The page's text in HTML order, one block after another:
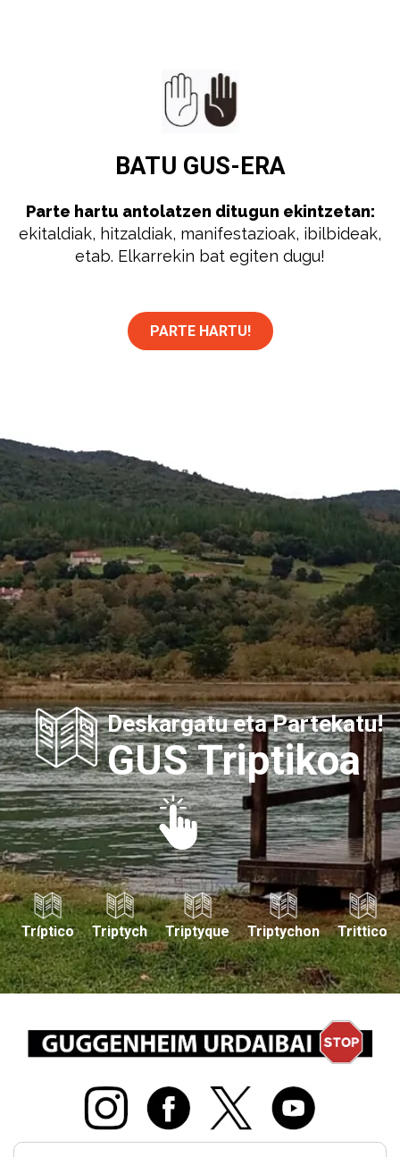
BATU GUS-ERA
Parte hartu antolatzen ditugun ekintzetan:
ekitaldiak, hitzaldiak, manifestazioak, ibilbideak,
etab. Elkarrekin bat egiten dugu!
PARTE HARTU!
Deskargatu eta Partekatu!
GUS Triptikoa
Tríptico Triptych Triptyque Triptychon Trittico